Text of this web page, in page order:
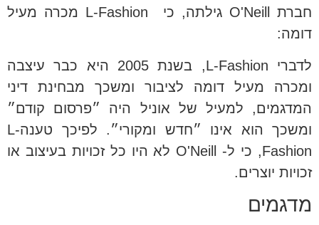
חברת O'Neill גילתה, כי L-Fashion מכרה מעיל
דומה:
לדברי L-Fashion, בשנת 2005 היא כבר עיצבה
ומכרה מעיל דומה לציבור ומשכך מבחינת דיני
המדגמים, למעיל של אוניל היה ״פרסום קודם״
ומשכך הוא אינו ״חדש ומקורי״. לפיכך טענהL-
Fashion, כי ל- O'Neill לא היו כל זכויות בעיצוב או
זכויות יוצרים.
מדגמים